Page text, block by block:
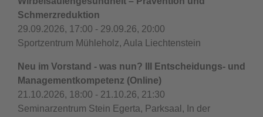
Schmerzreduktion
29.09.2026, 17:00 - 29.09.26, 20:00
Sportzentrum Mühleholz, Aula Liechtenstein
Neu im Vorstand - was nun? III Entscheidungs- und
Managementkompetenz (Online)
21.10.2026, 18:00 - 21.10.26, 21:30
Seminarzentrum Stein Egerta, Parksaal, In der